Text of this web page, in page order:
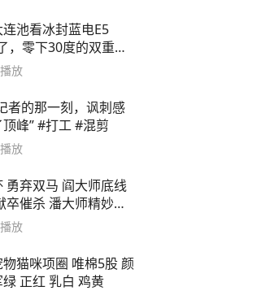
池看冰封蓝电E5
，零下30度的双重冰
全录
放
者的那一刻，讽刺感
峰” #打工 #混剪
放
放
项圈 唯棉5股 颜
色：军绿 正红 乳白 鸡黄